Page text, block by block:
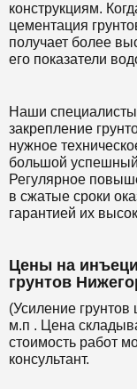
конструкциям.
цементация
получает более
его показатели
Наши
закрепление
нужное
большой
Регулярное
в сжатые сроки
гарантией их
Цены на
грунтов
(Усиление
м.п . Цена
стоимость работ
консультант.